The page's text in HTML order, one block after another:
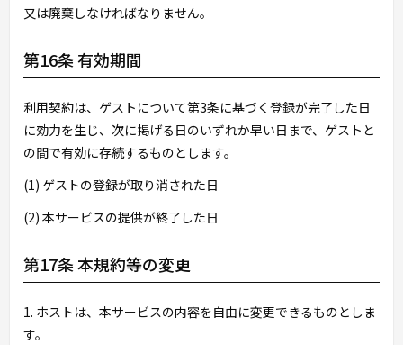
又は廃棄しなければなりません。
第16条 有効期間
利用契約は、ゲストについて第3条に基づく登録が完了した日
に効力を生じ、次に掲げる日のいずれか早い日まで、ゲストと
の間で有効に存続するものとします。
(1) ゲストの登録が取り消された日
(2) 本サービスの提供が終了した日
第17条 本規約等の変更
1. ホストは、本サービスの内容を自由に変更できるものとしま
す。